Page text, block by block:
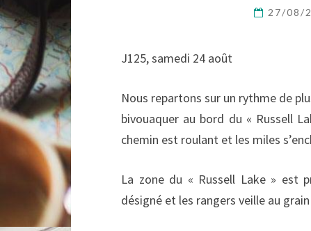
27/08/
J125, samedi 24 août
Nous repartons sur un rythme de
bivouaquer au bord du « Russell
chemin est roulant et les miles
La zone du « Russell Lake » est
désigné et les rangers veille au